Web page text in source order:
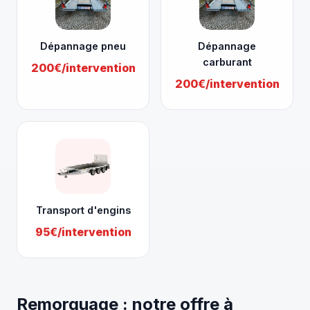
Dépannage pneu
200€/intervention
Dépannage
carburant
200€/intervention
Transport d'engins
95€/intervention
Remorquage : notre offre à